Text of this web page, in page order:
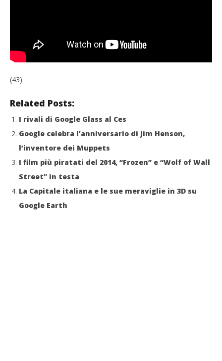
(43)
Related Posts:
I rivali di Google Glass al Ces
Google celebra l’anniversario di Jim Henson,
l’inventore dei Muppets
I film più piratati del 2014, “Frozen” e “Wolf of Wall
Street” in testa
La Capitale italiana e le sue meraviglie in 3D su
Google Earth